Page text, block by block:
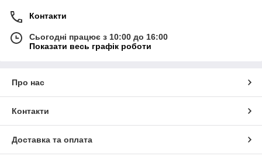
Контакти
Сьогодні працює з 10:00 до 16:00
Показати весь графік роботи
Про нас
Контакти
Доставка та оплата